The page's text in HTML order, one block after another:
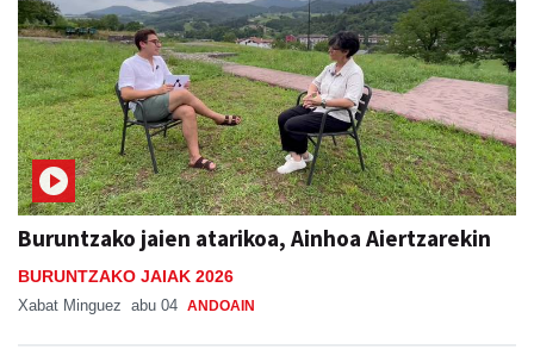
Buruntzako jaien atarikoa, Ainhoa Aiertzarekin
BURUNTZAKO JAIAK 2026
Xabat Minguez abu 04 ANDOAIN